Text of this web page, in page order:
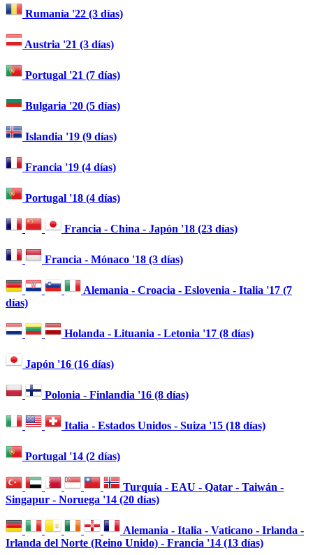
Rumanía '22 (3 días)
Austria '21 (3 días)
Portugal '21 (7 días)
Bulgaria '20 (5 días)
Islandia '19 (9 días)
Francia '19 (4 días)
Portugal '18 (4 días)
Francia - China - Japón '18 (23 días)
Francia - Mónaco '18 (3 días)
Alemania - Croacia - Eslovenia - Italia '17 (7
días)
Holanda - Lituania - Letonia '17 (8 días)
Japón '16 (16 días)
Polonia - Finlandia '16 (8 días)
Italia - Estados Unidos - Suiza '15 (18 días)
Portugal '14 (2 días)
Turquía - EAU - Qatar - Taiwán -
Singapur - Noruega '14 (20 días)
Alemania - Italia - Vaticano - Irlanda -
Irlanda del Norte (Reino Unido) - Francia '14 (13 días)